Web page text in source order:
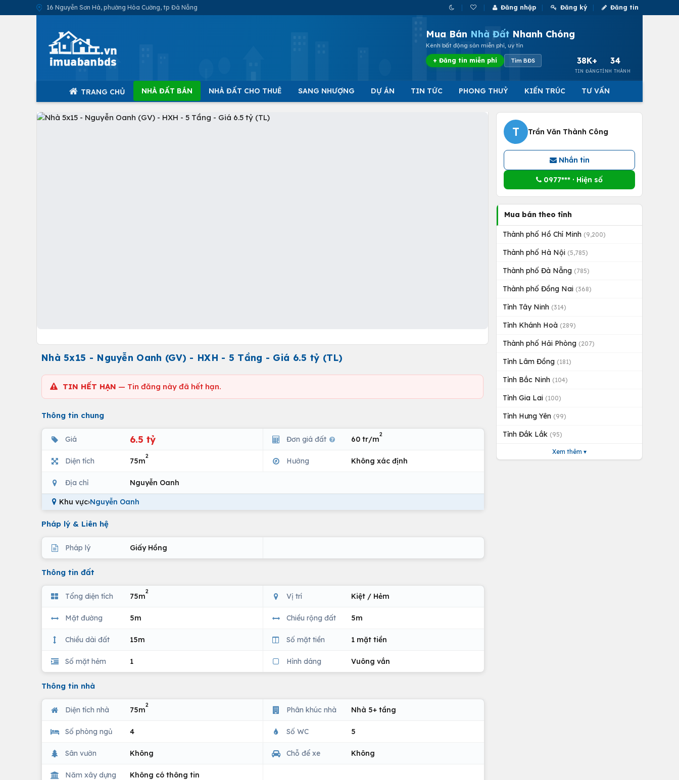
16 Nguyễn Sơn Hà, phường Hòa Cường, tp Đà Nẵng Đăng nhập Đăng ký Đăng tin
Mua Bán Nhà Đất Nhanh Chóng
Kênh bất động sản miễn phí, uy tín
+ Đăng tin miễn phí Tìm BĐS 38K+
TIN ĐĂNG
34
TỈNH THÀNH
TRANG CHỦ NHÀ ĐẤT BÁN NHÀ ĐẤT CHO THUÊ SANG NHƯỢNG DỰ ÁN TIN TỨC PHONG THUỶ KIẾN TRÚC TƯ VẤN
Nhà 5x15 - Nguyễn Oanh (GV) - HXH - 5 Tầng - Giá 6.5 tỷ (TL)
TIN HẾT HẠN — Tin đăng này đã hết hạn.
Thông tin chung
Giá 6.5 tỷ Đơn giá đất 60 tr/m
2
Diện tích 75m
2
Hướng Không xác định
Địa chỉ Nguyễn Oanh
Khu vực›Nguyễn Oanh
Pháp lý & Liên hệ
Pháp lý Giấy Hồng
Thông tin đất
Tổng diện tích 75m
2
Vị trí Kiệt / Hẻm
Mặt đường 5m Chiều rộng đất 5m
Chiều dài đất 15m Số mặt tiền 1 mặt tiền
Số mặt hẻm 1 Hình dáng Vuông vắn
Thông tin nhà
Diện tích nhà 75m
2
Phân khúc nhà Nhà 5+ tầng
Số phòng ngủ 4 Số WC 5
Sân vườn Không Chỗ để xe Không
Năm xây dựng Không có thông tin
T Trần Văn Thành Công
Nhắn tin
0977*** · Hiện số
Mua bán theo tỉnh
Thành phố Hồ Chí Minh (9,200)
Thành phố Hà Nội (5,785)
Thành phố Đà Nẵng (785)
Thành phố Đồng Nai (368)
Tỉnh Tây Ninh (314)
Tỉnh Khánh Hoà (289)
Thành phố Hải Phòng (207)
Tỉnh Lâm Đồng (181)
Tỉnh Bắc Ninh (104)
Tỉnh Gia Lai (100)
Tỉnh Hưng Yên (99)
Tỉnh Đắk Lắk (95)
Xem thêm ▾